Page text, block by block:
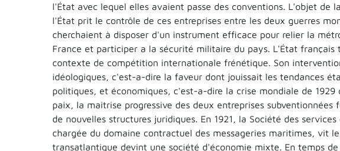
l'État avec lequel elles avaient passe des conventions. L'objet de
l'État prit le contrôle de ces entreprises entre les deux guerres
cherchaient à disposer d'un instrument efficace pour relier la
France et participer a la sécurité militaire du pays. L'État français
contexte de compétition internationale frénétique. Son
idéologiques, c'est-a-dire la faveur dont jouissait les tendances
politiques, et économiques, c'est-a-dire la crise mondiale de 1929
paix, la maitrise progressive des deux entreprises
de nouvelles structures juridiques. En 1921, la Société des
chargée du domaine contractuel des messageries maritimes, vit
transatlantique devint une société d'économie mixte. En temps